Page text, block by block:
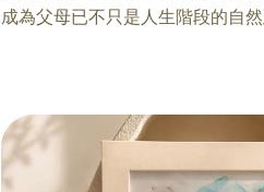
事的孩子，怎麼好像越來越遠了？
一起看懂看似難搞的青少年指南
說」，背後正在發生什麼？以及
以為的關心，在孩子感受裡，卻被
成為父母已不只是人生階段的自
並認識備孕期間可能面臨的情緒壓
與關係支持。期盼陪伴學員在理解
求的基礎上，更有信心迎接新生命